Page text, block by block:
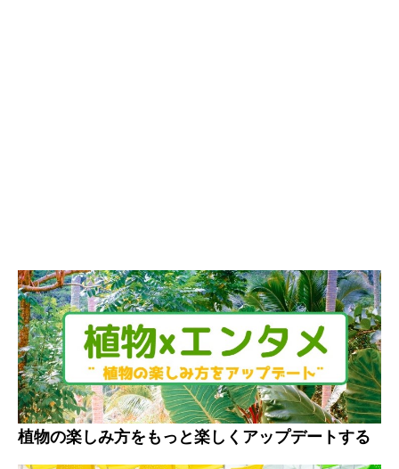
植物の楽しみ方をもっと楽しくアップデートする